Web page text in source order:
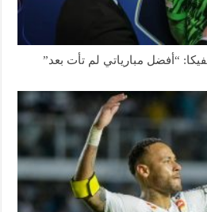
“أفضل مبارياتي لم تأت بعد”